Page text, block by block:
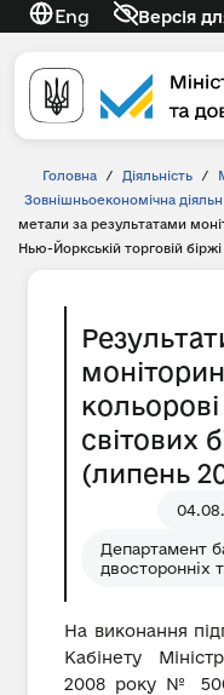
Eng Версія
Головна / Діяльність /
Зовнішньоекономічна
метали за результатами
Нью-Йоркській торговій біржі
світових
(липень
Департамент
двосторонніх
На виконання
Кабінету
2008 року №